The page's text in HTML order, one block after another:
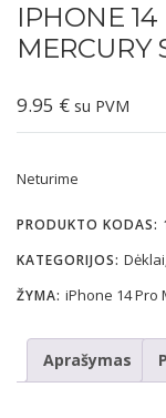
IPHONE
MERCURY
9.95 € su PVM
Neturime
PRODUKTO KODAS:
KATEGORIJOS: Dėklai
ŽYMA: iPhone 14 Pro
Aprašymas